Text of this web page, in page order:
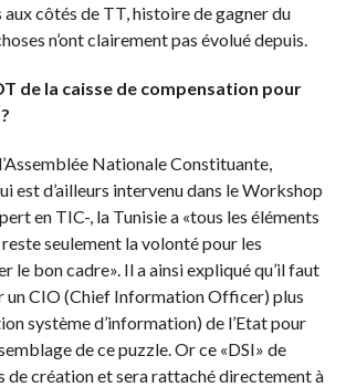
aux côtés de TT, histoire de gagner du
n’ont clairement pas évolué depuis.
de la caisse de compensation pour
Nationale Constituante,
est d’ailleurs intervenu dans le Workshop
en TIC-, la Tunisie a «tous les éléments
seulement la volonté pour les
le bon cadre». Il a ainsi expliqué qu’il faut
un CIO (Chief Information Officer) plus
système d’information) de l’Etat pour
de ce puzzle. Or ce «DSI» de
de création et sera rattaché directement à